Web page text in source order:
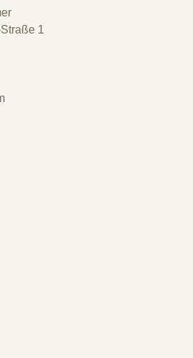
1
@ Instagram
@ LinkedIn
Lauchhammer @ Facebook
Lauchhammer @ Pinterest